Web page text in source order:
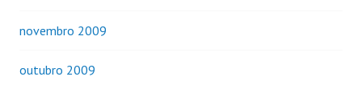
novembro 2009
outubro 2009